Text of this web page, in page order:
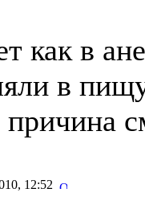
как в
в
12:52